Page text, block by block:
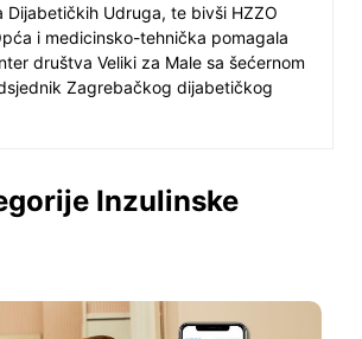
Dijabetičkih Udruga, te bivši HZZO
i medicinsko-tehnička pomagala
društva Veliki za Male sa šećernom
Zagrebačkog dijabetičkog
Inzulinske